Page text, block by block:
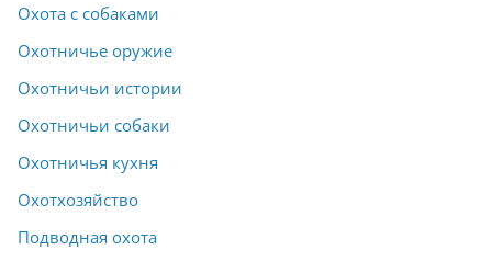
Охота с собаками
Охотничье оружие
Охотничьи истории
Охотничьи собаки
Охотничья кухня
Охотхозяйство
Подводная охота